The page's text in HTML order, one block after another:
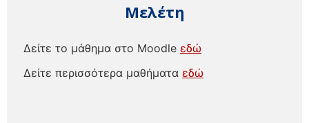
Μελέτη
Δείτε το μάθημα στο Moodle εδώ
Δείτε περισσότερα μαθήματα εδώ